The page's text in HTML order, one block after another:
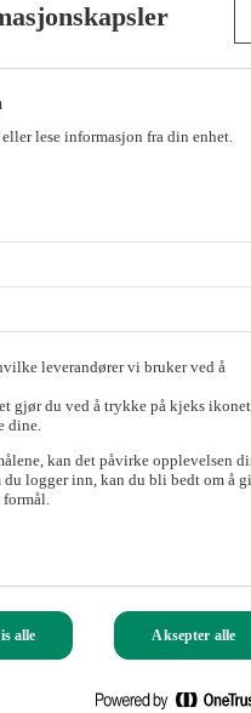
lese informasjon fra din enhet.
leverandører vi bruker ved å
gjør du ved å trykke på kjeks ikonet
dine.
kan det påvirke opplevelsen
logger inn, kan du bli bedt om å gi
formål.
alle Aksepter alle